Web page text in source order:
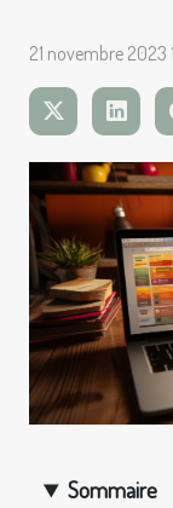
21 novembre 2023
Sommaire